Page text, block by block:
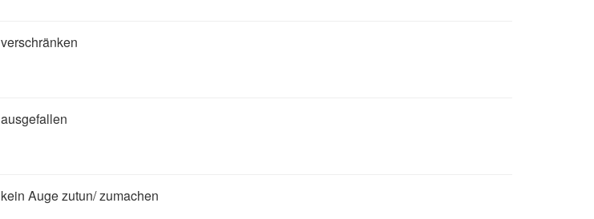
verschränken
ausgefallen
kein Auge zutun/ zumachen